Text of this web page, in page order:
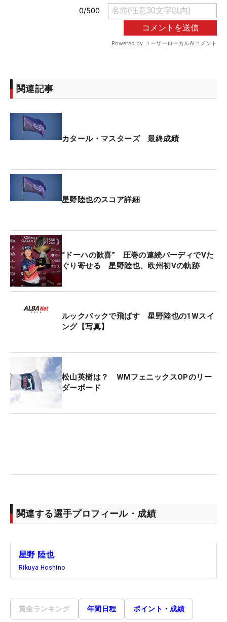
関連記事
カタール・マスターズ 最終成績
星野陸也のスコア詳細
“ドーハの歓喜” 圧巻の連続バーディでVた
ぐり寄せる 星野陸也、欧州初Vの軌跡
ルックバックで飛ばす 星野陸也の1Wスイ
ング【写真】
松山英樹は？ WMフェニックスOPのリー
ダーボード
関連する選手プロフィール・成績
星野 陸也
Rikuya Hoshino
賞金ランキング 年間日程 ポイント・成績